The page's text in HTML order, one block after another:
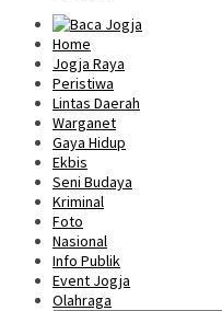
Home
Jogja Raya
Peristiwa
Lintas Daerah
Warganet
Gaya Hidup
Ekbis
Seni Budaya
Kriminal
Foto
Nasional
Info Publik
Event Jogja
Olahraga